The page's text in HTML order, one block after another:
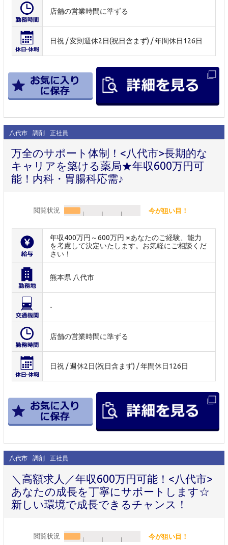
店舗の営業時間に準ずる
日祝 / 変則週休2日(祝日含まず) / 年間休日126日
八代市 調剤 正社員
万全のサポート体制！<八代市>長期的な
キャリアを築ける薬局★年収600万円可
能！内科・胃腸科応需♪
閲覧状況 今が狙い目！
年収400万円～600万円 ※あなたのご経験、能力
を考慮して決定いたします。お気軽にご相談くだ
さい！
熊本県 八代市
-
店舗の営業時間に準ずる
日祝 / 週休2日(祝日含まず) / 年間休日126日
八代市 調剤 正社員
＼高額求人／年収600万円可能！<八代市>
あなたの成長を丁寧にサポートします☆
新しい環境で成長できるチャンス！
閲覧状況 今が狙い目！